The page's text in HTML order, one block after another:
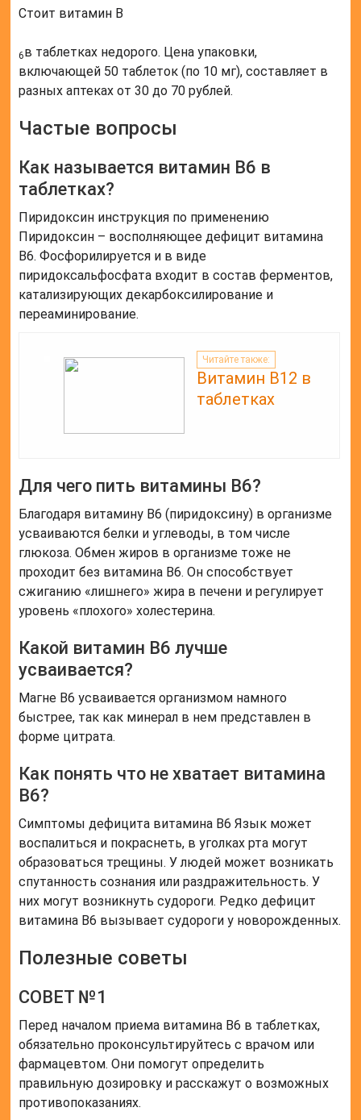
Стоит витамин B
6в таблетках недорого. Цена упаковки,
включающей 50 таблеток (по 10 мг), составляет в
разных аптеках от 30 до 70 рублей.
Частые вопросы
Как называется витамин B6 в
таблетках?
Пиридоксин инструкция по применению
Пиридоксин – восполняющее дефицит витамина
B6. Фосфорилируется и в виде
пиридоксальфосфата входит в состав ферментов,
катализирующих декарбоксилирование и
переаминирование.
Читайте также:
Витамин В12 в
таблетках
Для чего пить витамины B6?
Благодаря витамину B6 (пиридоксину) в организме
усваиваются белки и углеводы, в том числе
глюкоза. Обмен жиров в организме тоже не
проходит без витамина B6. Он способствует
сжиганию «лишнего» жира в печени и регулирует
уровень «плохого» холестерина.
Какой витамин В6 лучше
усваивается?
Магне В6 усваивается организмом намного
быстрее, так как минерал в нем представлен в
форме цитрата.
Как понять что не хватает витамина
B6?
Симптомы дефицита витамина B6 Язык может
воспалиться и покраснеть, в уголках рта могут
образоваться трещины. У людей может возникать
спутанность сознания или раздражительность. У
них могут возникнуть судороги. Редко дефицит
витамина B6 вызывает судороги у новорожденных.
Полезные советы
СОВЕТ №1
Перед началом приема витамина B6 в таблетках,
обязательно проконсультируйтесь с врачом или
фармацевтом. Они помогут определить
правильную дозировку и расскажут о возможных
противопоказаниях.